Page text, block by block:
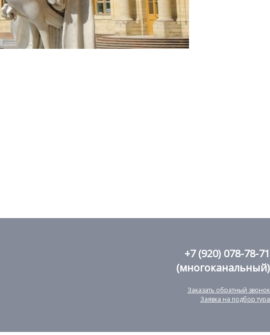
+7 (920) 078-78-71
(многоканальный)
Заказать обратный звонок
Заявка на подбор тура